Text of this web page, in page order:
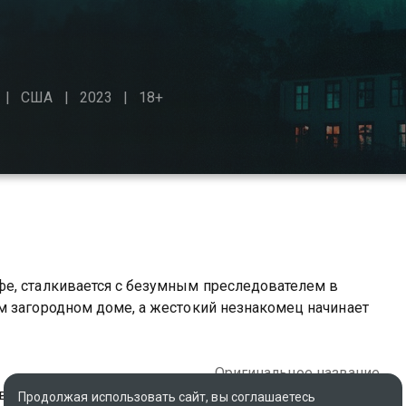
США 2023 18+
сталкивается с безумным преследователем в
доме, а жестокий незнакомец начинает
Оригинальное название
Dark Windows
Продолжая использовать сайт, вы соглашаетесь